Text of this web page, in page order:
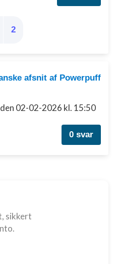
2
afsnit af Powerpuff
den 02-02-2026 kl. 15:50
0 svar
sikkert